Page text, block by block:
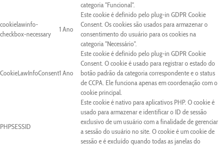
categoria "Funcional".
cookielawinfo-
checkbox-necessary
1 Ano
Este cookie é definido pelo plug-in GDPR Cookie
Consent. Os cookies são usados para armazenar o
consentimento do usuário para os cookies na
categoria "Necessário".
CookieLawInfoConsent1 Ano
Este cookie é definido pelo plug-in GDPR Cookie
Consent. O cookie é usado para registrar o estado do
botão padrão da categoria correspondente e o status
de CCPA. Ele funciona apenas em coordenação com o
cookie principal.
PHPSESSID
Este cookie é nativo para aplicativos PHP. O cookie é
usado para armazenar e identificar o ID de sessão
exclusivo de um usuário com a finalidade de gerenciar
a sessão do usuário no site. O cookie é um cookie de
sessão e é excluído quando todas as janelas do